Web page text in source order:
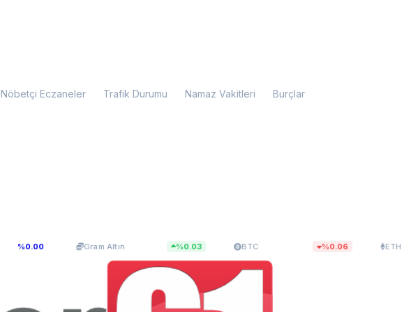
Nöbetçi Eczaneler Trafik Durumu Namaz Vakitleri Burçlar
Gram Altın6.091,56 BTC $64.617,02 ETH $1.910,35